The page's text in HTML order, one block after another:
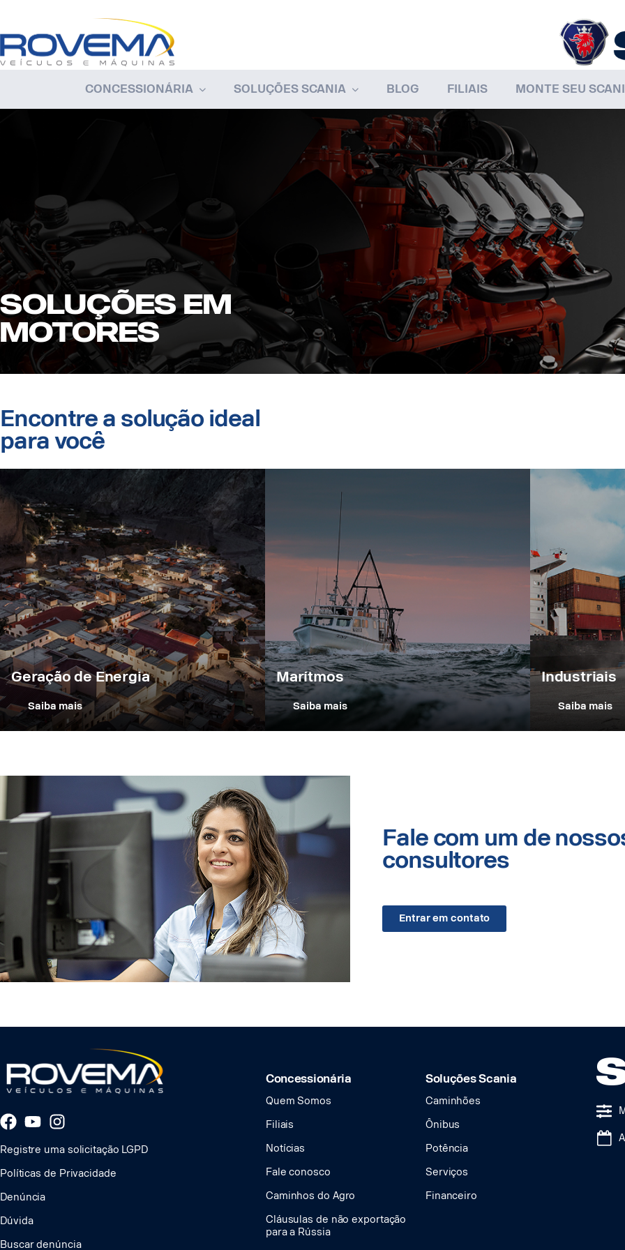
CONCESSIONÁRIA SOLUÇÕES SCANIA BLOG FILIAIS MONTE SEU
SOLUÇÕES EM
Motores
Encontre a solução ideal
para você
Geração de Energia
Saiba mais
Marítmos
Saiba mais
Industriais
Saiba mais
Fale com um de
consultores
Entrar em contato
Registre uma solicitação LGPD
Políticas de Privacidade
Denúncia
Dúvida
Buscar denúncia
Concessionária
Quem Somos
Filiais
Notícias
Fale conosco
Caminhos do Agro
Cláusulas de não exportação
para a Rússia
Soluções Scania
Caminhões
Ônibus
Potência
Serviços
Financeiro